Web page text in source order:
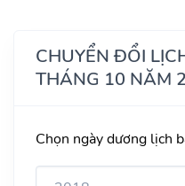
CHUYỂN ĐỔI
THÁNG 10 NĂM
Chọn ngày dương lịch